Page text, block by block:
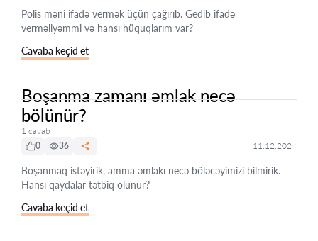
Polis məni ifadə vermək üçün çağırıb. Gedib ifadə
verməliyəmmi və hansı hüquqlarım var?
Cavaba keçid et
Boşanma zamanı əmlak necə
bölünür?
1 cavab
0
36 11.12.2024
Boşanmaq istəyirik, amma əmlakı necə böləcəyimizi bilmirik.
Hansı qaydalar tətbiq olunur?
Cavaba keçid et